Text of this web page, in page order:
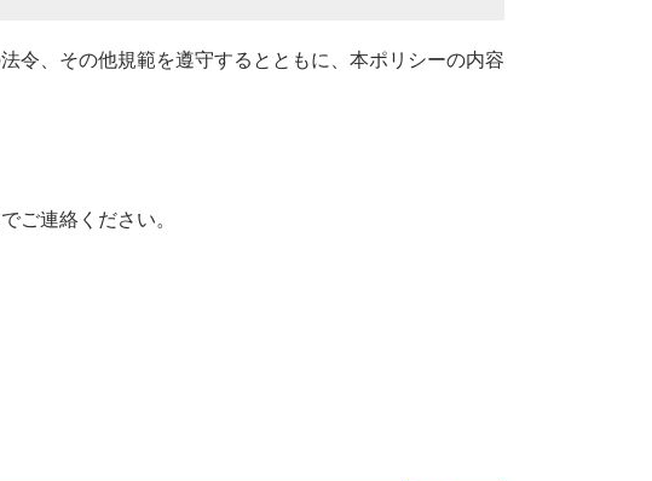
令、その他規範を遵守するとともに、本ポリシーの内容
ご連絡ください。